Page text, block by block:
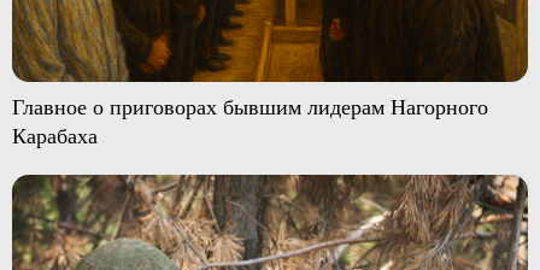
Главное о приговорах бывшим лидерам Нагорного
Карабаха